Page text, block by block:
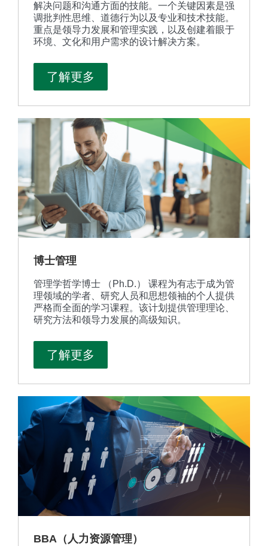
解决问题和沟通方面的技能。一个关键因素是强
调批判性思维、道德行为以及专业和技术技能。
重点是领导力发展和管理实践，以及创建着眼于
环境、文化和用户需求的设计解决方案。
了解更多
博士管理
管理学哲学博士 （Ph.D.） 课程为有志于成为管
理领域的学者、研究人员和思想领袖的个人提供
严格而全面的学习课程。该计划提供管理理论、
研究方法和领导力发展的高级知识。
了解更多
BBA（人力资源管理）